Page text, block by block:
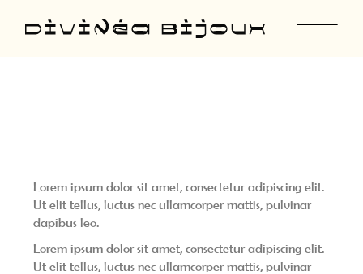
Lorem ipsum dolor sit amet, consectetur adipiscing elit.
Ut elit tellus, luctus nec ullamcorper mattis, pulvinar
dapibus leo.
Lorem ipsum dolor sit amet, consectetur adipiscing elit.
Ut elit tellus, luctus nec ullamcorper mattis, pulvinar